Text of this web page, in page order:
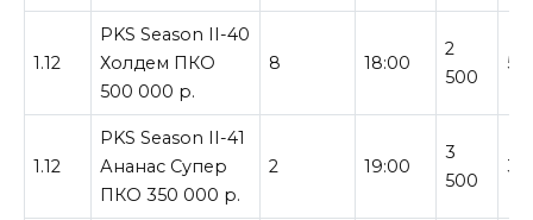
1.12
PKS Season II-40
Холдем ПКО
500 000 р.
8 18:00
2
500
1.12
PKS Season II-41
Ананас Супер
ПКО 350 000 р.
2 19:00
3
500